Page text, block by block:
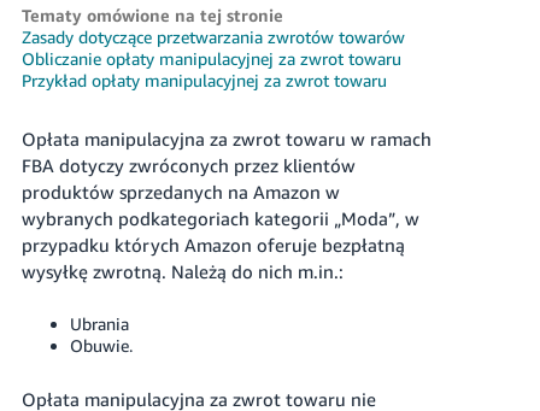
Polski
Polski
- PL
Zaloguj
Zarejestruj
Tematy omówione na tej stronie
Zasady dotyczące przetwarzania zwrotów towarów
Obliczanie opłaty manipulacyjnej za zwrot towaru
Przykład opłaty manipulacyjnej za zwrot towaru
Opłata manipulacyjna za zwrot towaru w ramach
FBA dotyczy zwróconych przez klientów
produktów sprzedanych na Amazon w
wybranych podkategoriach kategorii „Moda”, w
przypadku których Amazon oferuje bezpłatną
wysyłkę zwrotną. Należą do nich m.in.:
Ubrania
Obuwie.
Opłata manipulacyjna za zwrot towaru nie